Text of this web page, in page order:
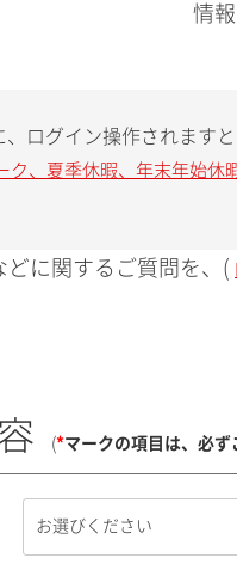
現
情
ログイン操作されます
ク、夏季休暇、年末年始休
に関するご質問を、(
(*マークの項目は、必ず